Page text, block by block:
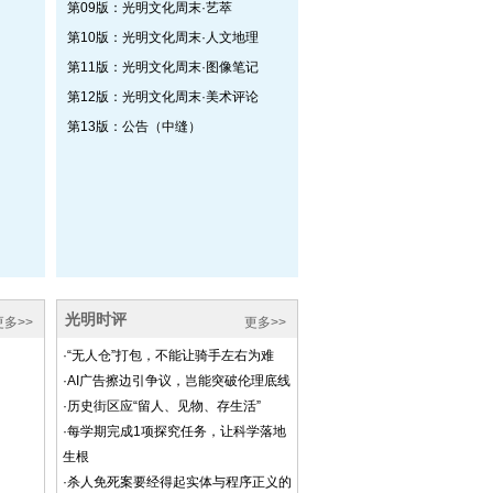
第09版：光明文化周末·艺萃
第10版：光明文化周末·人文地理
第11版：光明文化周末·图像笔记
第12版：光明文化周末·美术评论
第13版：公告（中缝）